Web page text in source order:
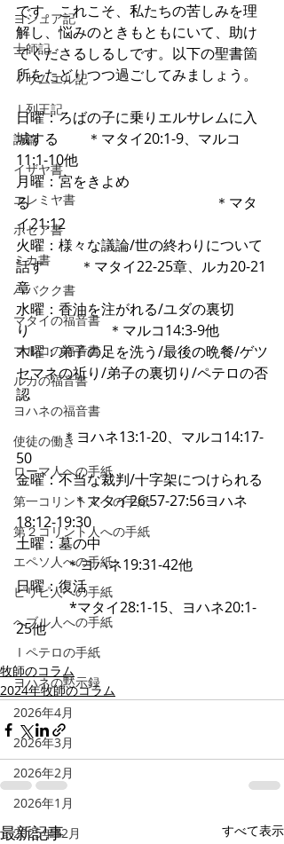
ヨシュア記
士師記
Ⅰサムエル記
Ⅰ列王記
詩篇
イザヤ書
エレミヤ書
ホセア書
ミカ書
ハバクク書
マタイの福音書
マルコの福音書
ルカの福音書
ヨハネの福音書
使徒の働き
ローマ人への手紙
第一コリント人への手紙
第２コリント人への手紙
エペソ人への手紙
ピリピ人への手紙
へブル人への手紙
Ⅰペテロの手紙
ヨハネの黙示録
2026年4月
2026年3月
2026年2月
2026年1月
2025年12月
です。これこそ、私たちの苦しみを理
解し、悩みのときもともにいて、助け
てくださるしるしです。以下の聖書箇
所をたどりつつ過ごしてみましょう。
日曜：ろばの子に乗りエルサレムに入
城する　　＊マタイ20:1-9、マルコ
11:1-10他
月曜：宮をきよめ
る　　　　　　　　　　　　　＊マタ
イ21:12
火曜：様々な議論/世の終わりについて
話す　　  ＊マタイ22-25章、ルカ20-21
章
水曜：香油を注がれる/ユダの裏切
り　　　　　  ＊マルコ14:3-9他
木曜：弟子の足を洗う/最後の晩餐/ゲツ
セマネの祈り/弟子の裏切り/ペテロの否
認
             ＊ヨハネ13:1-20、マルコ14:17-
50
金曜：不当な裁判/十字架につけられる
                ＊マタイ26:57-27:56ヨハネ
18:12-19:30
土曜：墓の中
              ＊ヨハネ19:31-42他
日曜：復活
               *マタイ28:1-15、ヨハネ20:1-
25他
牧師のコラム
2024年牧師のコラム
最新記事 すべて表示